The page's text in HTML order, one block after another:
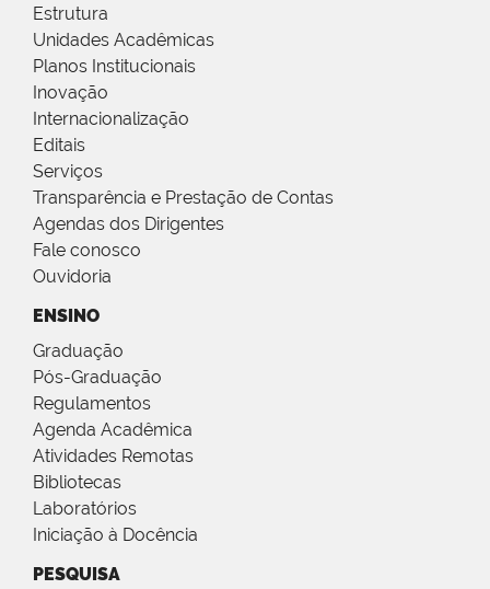
Estrutura
Unidades Acadêmicas
Planos Institucionais
Inovação
Internacionalização
Editais
Serviços
Transparência e Prestação de Contas
Agendas dos Dirigentes
Fale conosco
Ouvidoria
ENSINO
Graduação
Pós-Graduação
Regulamentos
Agenda Acadêmica
Atividades Remotas
Bibliotecas
Laboratórios
Iniciação à Docência
PESQUISA